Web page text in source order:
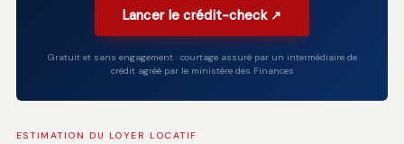
Lancer le crédit-check ↗
Gratuit et sans engagement · courtage assuré par un intermédiaire de
crédit agréé par le ministère des Finances
ESTIMATION DU LOYER LOCATIF